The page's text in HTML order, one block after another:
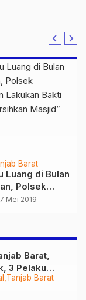
Merangin
Pelaku
Berhasil
2019
Tanjab Barat
Barat,
3 Pelaku